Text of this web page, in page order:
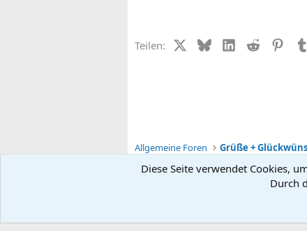
Teilen: X (Twitter)
BlueskyLinkedIn
Reddit
Allgemeine Foren Grüße +
Diese Seite verwendet Cookies,
Durch